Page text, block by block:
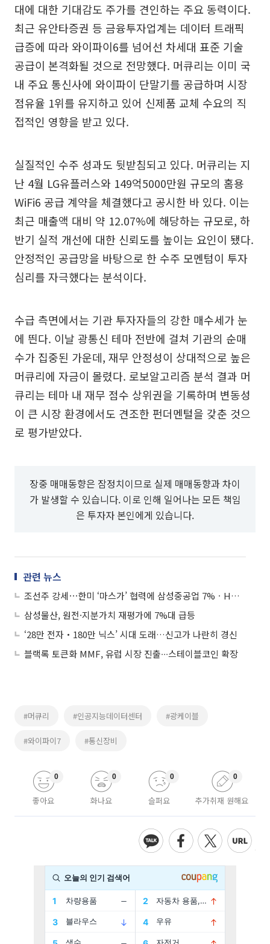
대에 대한 기대감도 주가를 견인하는 주요 동력이다.
최근 유안타증권 등 금융투자업계는 데이터 트래픽
급증에 따라 와이파이6를 넘어선 차세대 표준 기술
공급이 본격화될 것으로 전망했다. 머큐리는 이미 국
내 주요 통신사에 와이파이 단말기를 공급하며 시장
점유율 1위를 유지하고 있어 신제품 교체 수요의 직
접적인 영향을 받고 있다.
실질적인 수주 성과도 뒷받침되고 있다. 머큐리는 지
난 4월 LG유플러스와 149억5000만원 규모의 홈용
WiFi6 공급 계약을 체결했다고 공시한 바 있다. 이는
최근 매출액 대비 약 12.07%에 해당하는 규모로, 하
반기 실적 개선에 대한 신뢰도를 높이는 요인이 됐다.
안정적인 공급망을 바탕으로 한 수주 모멘텀이 투자
심리를 자극했다는 분석이다.
수급 측면에서는 기관 투자자들의 강한 매수세가 눈
에 띈다. 이날 광통신 테마 전반에 걸쳐 기관의 순매
수가 집중된 가운데, 재무 안정성이 상대적으로 높은
머큐리에 자금이 몰렸다. 로보알고리즘 분석 결과 머
큐리는 테마 내 재무 점수 상위권을 기록하며 변동성
이 큰 시장 환경에서도 견조한 펀더멘털을 갖춘 것으
로 평가받았다.
장중 매매동향은 잠정치이므로 실제 매매동향과 차이
가 발생할 수 있습니다. 이로 인해 일어나는 모든 책임
은 투자자 본인에게 있습니다.
관련 뉴스
조선주 강세⋯한미 ‘마스가’ 협력에 삼성중공업 7%ㆍHD한국조선해양 6%↑
삼성물산, 원전·지분가치 재평가에 7%대 급등
‘28만 전자‧180만 닉스’ 시대 도래…신고가 나란히 경신
블랙록 토큰화 MMF, 유럽 시장 진출∙∙∙스테이블코인 확장
#머큐리 #인공지능데이터센터 #광케이블
#와이파이7 #통신장비
좋아요
0
화나요
0
슬퍼요
0
추가취재 원해요
0